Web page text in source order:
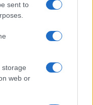
sent to
storage
web or